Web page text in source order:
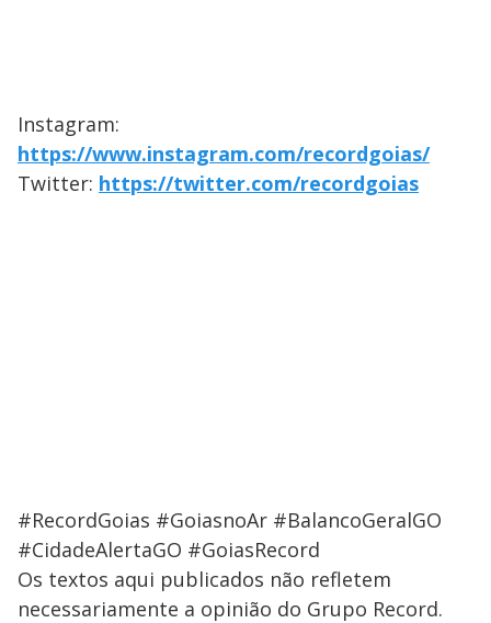
Instagram:
https://www.instagram.com/recordgoias/
Twitter: https://twitter.com/recordgoias
#RecordGoias #GoiasnoAr #BalancoGeralGO
#CidadeAlertaGO #GoiasRecord
Os textos aqui publicados não refletem
necessariamente a opinião do Grupo Record.